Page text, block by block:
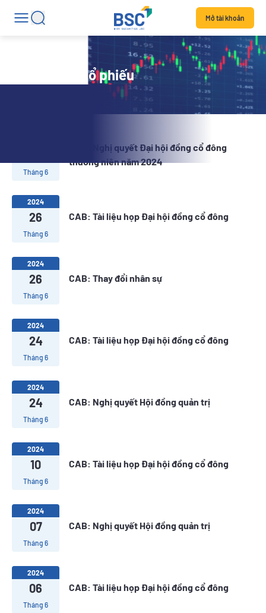
Mở tài khoản
Tin tức mã cổ phiếu
Tháng 6
CAB: Nghị quyết Đại hội đồng cổ đông
thường niên năm 2024
2024
26
Tháng 6
CAB: Tài liệu họp Đại hội đồng cổ đông
2024
26
Tháng 6
CAB: Thay đổi nhân sự
2024
24
Tháng 6
CAB: Tài liệu họp Đại hội đồng cổ đông
2024
24
Tháng 6
CAB: Nghị quyết Hội đồng quản trị
2024
10
Tháng 6
CAB: Tài liệu họp Đại hội đồng cổ đông
2024
07
Tháng 6
CAB: Nghị quyết Hội đồng quản trị
2024
06
Tháng 6
CAB: Tài liệu họp Đại hội đồng cổ đông